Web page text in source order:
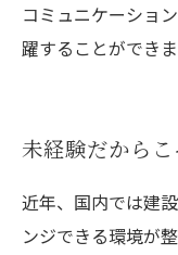
コミュニケーショ
躍することができま
未経験だから
近年、国内では建
ンジできる環境が